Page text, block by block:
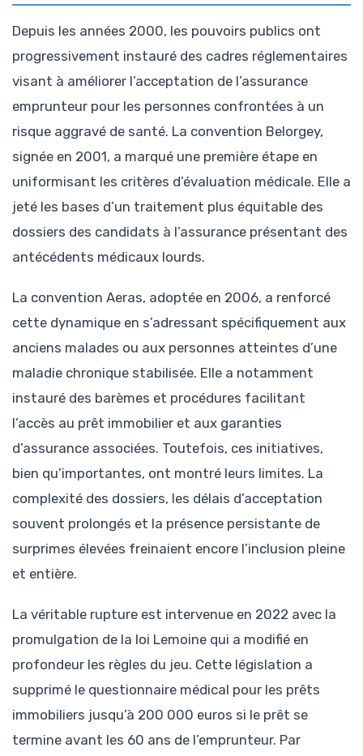
Depuis les années 2000, les pouvoirs publics ont
progressivement instauré des cadres réglementaires
visant à améliorer l’acceptation de l’assurance
emprunteur pour les personnes confrontées à un
risque aggravé de santé. La convention Belorgey,
signée en 2001, a marqué une première étape en
uniformisant les critères d’évaluation médicale. Elle a
jeté les bases d’un traitement plus équitable des
dossiers des candidats à l’assurance présentant des
antécédents médicaux lourds.
La convention Aeras, adoptée en 2006, a renforcé
cette dynamique en s’adressant spécifiquement aux
anciens malades ou aux personnes atteintes d’une
maladie chronique stabilisée. Elle a notamment
instauré des barèmes et procédures facilitant
l’accès au prêt immobilier et aux garanties
d’assurance associées. Toutefois, ces initiatives,
bien qu’importantes, ont montré leurs limites. La
complexité des dossiers, les délais d’acceptation
souvent prolongés et la présence persistante de
surprimes élevées freinaient encore l’inclusion pleine
et entière.
La véritable rupture est intervenue en 2022 avec la
promulgation de la loi Lemoine qui a modifié en
profondeur les règles du jeu. Cette législation a
supprimé le questionnaire médical pour les prêts
immobiliers jusqu’à 200 000 euros si le prêt se
termine avant les 60 ans de l’emprunteur. Par